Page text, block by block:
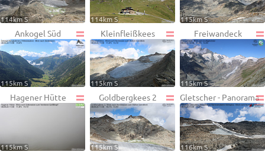
114km S 114km S 115km S
Ankogel Süd
115km S
Kleinfleißkees
115km S
Freiwandeck
115km S
Hagener Hütte
115km S
Goldbergkees 2
115km S
Gletscher - Panorama
116km S